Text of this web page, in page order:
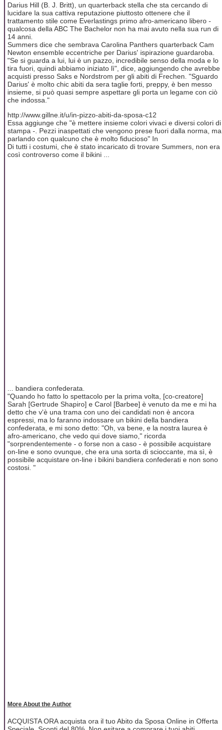
Darius Hill (B. J. Britt), un quarterback stella che sta cercando di
lucidare la sua cattiva reputazione piuttosto ottenere che il
trattamento stile come Everlastings primo afro-americano libero -
qualcosa della ABC The Bachelor non ha mai avuto nella sua run di
14 anni.
Summers dice che sembrava Carolina Panthers quarterback Cam
Newton ensemble eccentriche per Darius' ispirazione guardaroba.
"Se si guarda a lui, lui è un pazzo, incredibile senso della moda e lo
tira fuori, quindi abbiamo iniziato lì", dice, aggiungendo che avrebbe
acquisti presso Saks e Nordstrom per gli abiti di Frechen. "Sguardo
Darius' è molto chic abiti da sera taglie forti, preppy, è ben messo
insieme, si può quasi sempre aspettare gli porta un legame con ciò
che indossa."
http://www.gillne.it/u/in-pizzo-abiti-da-sposa-c12
Essa aggiunge che "è mettere insieme colori vivaci e diversi colori di
stampa -. Pezzi inaspettati che vengono prese fuori dalla norma, ma
parlando con qualcuno che è molto fiducioso" In
Di tutti i costumi, che è stato incaricato di trovare Summers, non era
così controverso come il bikini ...
... bandiera confederata.
"Quando ho fatto lo spettacolo per la prima volta, [co-creatore]
Sarah [Gertrude Shapiro] e Carol [Barbee] è venuto da me e mi ha
detto che v'è una trama con uno dei candidati non è ancora
espressi, ma lo faranno indossare un bikini della bandiera
confederata, e mi sono detto: "Oh, va bene, e la nostra laurea è
afro-americano, che vedo qui dove siamo," ricorda
"sorprendentemente - o forse non a caso - è possibile acquistare
on-line e sono ovunque, che era una sorta di scioccante, ma sì, è
possibile acquistare on-line i bikini bandiera confederati e non sono
costosi. "
More About the Author
ACQUISTA ORA acquista ora il tuo Abito da Sposa Online in Offerta